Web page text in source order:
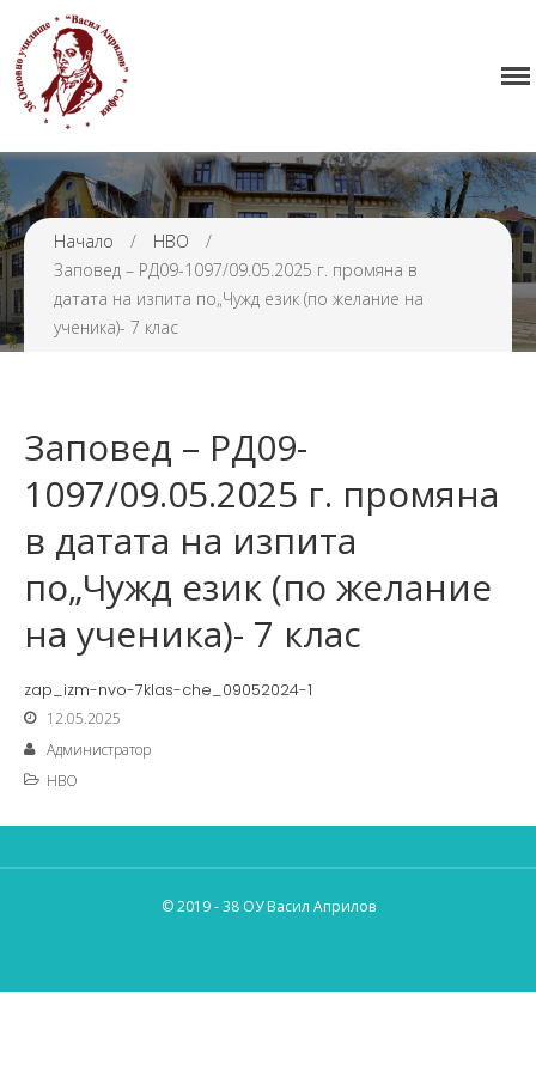
Нормативна уредба
Прием
Седмично разписание
Галерия
Начало / НВО
/
Заповед – РД09-1097/09.05.2025 г. промяна в
датата на изпита по„Чужд език (по желание на
ученика)- 7 клас
Заповед – РД09-
1097/09.05.2025 г. промяна
в датата на изпита
по„Чужд език (по желание
на ученика)- 7 клас
zap_izm-nvo-7klas-che_09052024-1
12.05.2025
Администратор
НВО
© 2019 - 38 ОУ Васил Априлов